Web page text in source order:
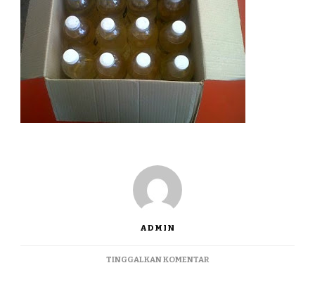
ADMIN
TINGGALKAN KOMENTARPADA